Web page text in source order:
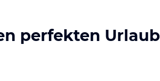
perfekten Urlaub